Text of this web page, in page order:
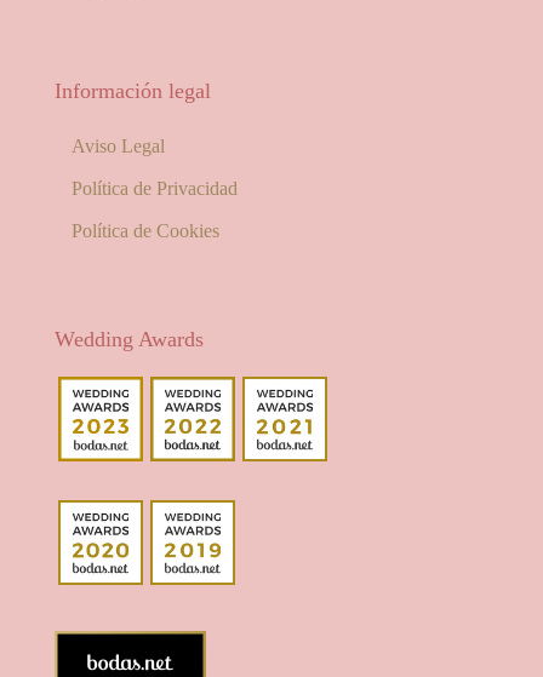
Información legal
Aviso Legal
Política de Privacidad
Política de Cookies
Wedding Awards